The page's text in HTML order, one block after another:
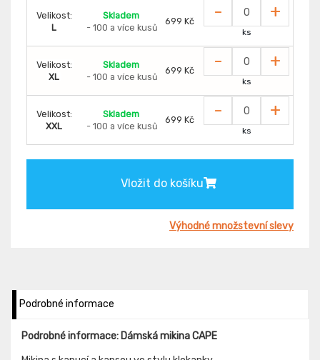
Velikost:
L
Skladem
- 100 a více kusů
699 Kč - +
ks
Velikost:
XL
Skladem
- 100 a více kusů
699 Kč - +
ks
Velikost:
XXL
Skladem
- 100 a více kusů
699 Kč - +
ks
Vložit do košíku
Výhodné množstevní slevy
Podrobné informace
Podrobné informace: Dámská mikina CAPE